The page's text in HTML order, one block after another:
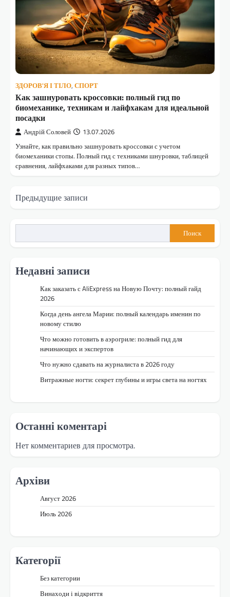
ЗДОРОВ'Я І ТІЛО, СПОРТ
Как зашнуровать кроссовки: полный гид по
биомеханике, техникам и лайфхакам для идеальной
посадки
Андрій Соловей 13.07.2026
Узнайте, как правильно зашнуровать кроссовки с учетом
биомеханики стопы. Полный гид с техниками шнуровки, таблицей
сравнения, лайфхаками для разных типов…
Навигация
по
записям
Предыдущие записи
Поиск
Недавні записи
Как заказать с AliExpress на Новую Почту: полный гайд
2026
Когда день ангела Марии: полный календарь именин по
новому стилю
Что можно готовить в аэрогриле: полный гид для
начинающих и экспертов
Что нужно сдавать на журналиста в 2026 году
Витражные ногти: секрет глубины и игры света на ногтях
Останні коментарі
Нет комментариев для просмотра.
Архіви
Август 2026
Июль 2026
Категорії
Без категории
Винаходи і відкриття